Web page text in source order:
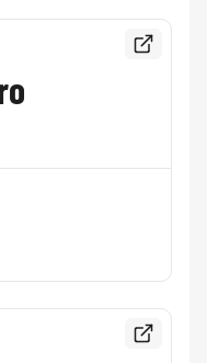
Bekijk
Bekijk